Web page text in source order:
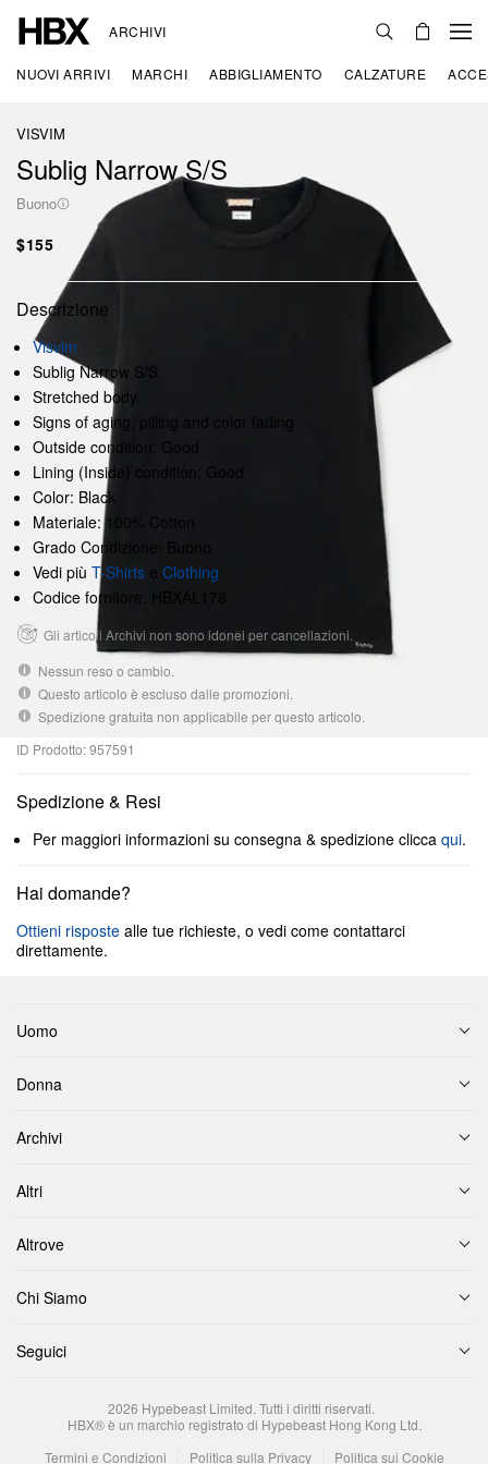
ARCHIVI
NUOVI ARRIVI MARCHI ABBIGLIAMENTO CALZATURE
VISVIM
Sublig Narrow S/S
Buono
$155
Descrizione
Visvim
Sublig Narrow S/S
Stretched body
Signs of aging, pilling and color fading
Outside condition: Good
Lining (Inside) condition: Good
Color: Black
Materiale: 100% Cotton
Grado Condizione: Buono
Vedi più T-Shirts e Clothing
Codice fornitore: HBXAL178
Gli articoli Archivi non sono idonei per cancellazioni.
Nessun reso o cambio.
Questo articolo è escluso dalle promozioni.
Spedizione gratuita non applicabile per questo articolo.
ID Prodotto: 957591
Spedizione & Resi
Per maggiori informazioni su consegna & spedizione clicca qui.
Hai domande?
Ottieni risposte alle tue richieste, o vedi come contattarci
direttamente.
Uomo
Donna
Archivi
Altri
Altrove
Chi Siamo
Seguici
2026 Hypebeast Limited. Tutti i diritti riservati.
HBX® è un marchio registrato di Hypebeast Hong Kong Ltd.
Termini e Condizioni
Politica sulla Privacy Politica sui Cookie